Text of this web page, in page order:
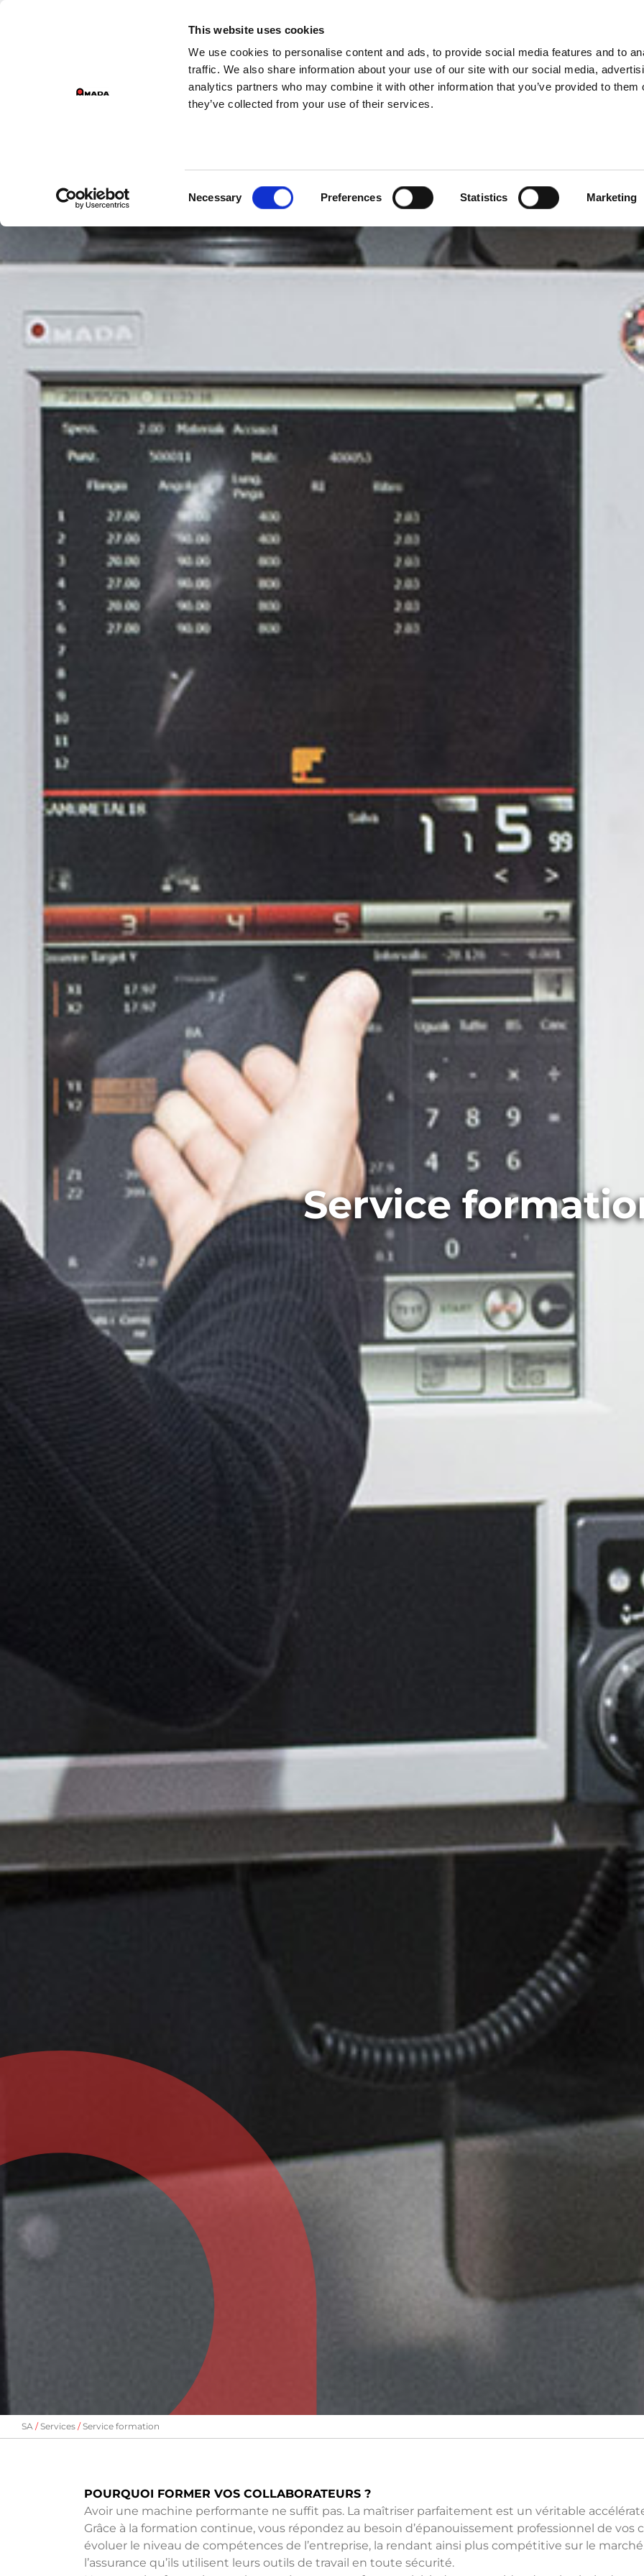
This website uses cookies
We use cookies to personalise content and ads, to provide social media features and to
traffic. We also share information about your use of our site with our social media,
analytics partners who may combine it with other information that you’ve provided to them
they’ve collected from your use of their services.
Necessary Preferences Statistics Marketing
DIVISIONS DU GROUPE
Main Navigation
PRODUITS SERVICES SOCIÉTÉ NOS SUCCÈS
Service
SA Services Service formation
POURQUOI FORMER VOS COLLABORATEURS ?
Avoir une machine performante ne suffit pas. La maîtriser parfaitement est un véritable
Grâce à la formation continue, vous répondez au besoin d’épanouissement professionnel de vos
évoluer le niveau de compétences de l’entreprise, la rendant ainsi plus compétitive sur le
l’assurance qu’ils utilisent leurs outils de travail en toute sécurité.